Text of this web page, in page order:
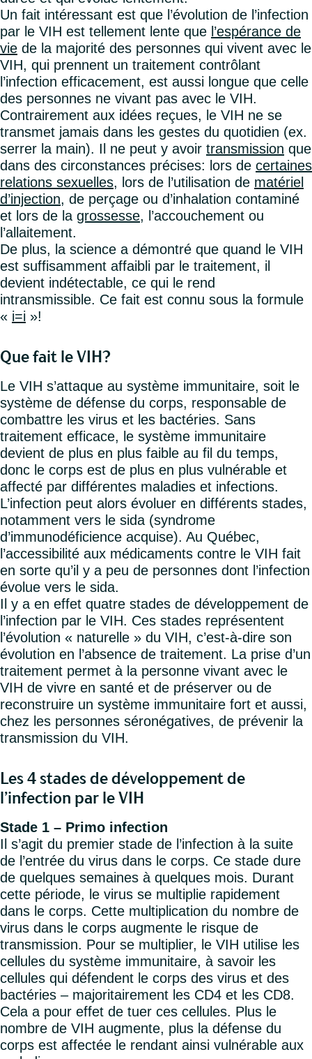
Un fait intéressant est que l’évolution de l’infection
par le VIH est tellement lente que l’espérance de
vie de la majorité des personnes qui vivent avec le
VIH, qui prennent un traitement contrôlant
l’infection efficacement, est aussi longue que celle
des personnes ne vivant pas avec le VIH.
Contrairement aux idées reçues, le VIH ne se
transmet jamais dans les gestes du quotidien (ex.
serrer la main). Il ne peut y avoir transmission que
dans des circonstances précises: lors de certaines
relations sexuelles, lors de l’utilisation de matériel
d’injection, de perçage ou d’inhalation contaminé
et lors de la grossesse, l’accouchement ou
l’allaitement.
De plus, la science a démontré que quand le VIH
est suffisamment affaibli par le traitement, il
devient indétectable, ce qui le rend
intransmissible. Ce fait est connu sous la formule
« i=i »!
Que fait le VIH?
Le VIH s’attaque au système immunitaire, soit le
système de défense du corps, responsable de
combattre les virus et les bactéries. Sans
traitement efficace, le système immunitaire
devient de plus en plus faible au fil du temps,
donc le corps est de plus en plus vulnérable et
affecté par différentes maladies et infections.
L’infection peut alors évoluer en différents stades,
notamment vers le sida (syndrome
d’immunodéficience acquise). Au Québec,
l’accessibilité aux médicaments contre le VIH fait
en sorte qu’il y a peu de personnes dont l’infection
évolue vers le sida.
Il y a en effet quatre stades de développement de
l’infection par le VIH. Ces stades représentent
l’évolution « naturelle » du VIH, c’est-à-dire son
évolution en l’absence de traitement. La prise d’un
traitement permet à la personne vivant avec le
VIH de vivre en santé et de préserver ou de
reconstruire un système immunitaire fort et aussi,
chez les personnes séronégatives, de prévenir la
transmission du VIH.
Les 4 stades de développement de
l’infection par le VIH
Stade 1 – Primo infection
Il s’agit du premier stade de l’infection à la suite
de l’entrée du virus dans le corps. Ce stade dure
de quelques semaines à quelques mois. Durant
cette période, le virus se multiplie rapidement
dans le corps. Cette multiplication du nombre de
virus dans le corps augmente le risque de
transmission. Pour se multiplier, le VIH utilise les
cellules du système immunitaire, à savoir les
cellules qui défendent le corps des virus et des
bactéries – majoritairement les CD4 et les CD8.
Cela a pour effet de tuer ces cellules. Plus le
nombre de VIH augmente, plus la défense du
corps est affectée le rendant ainsi vulnérable aux